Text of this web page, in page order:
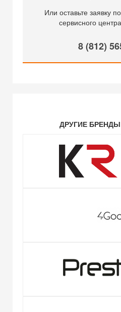
Или оставьте заявку
сервисного
8 (812)
ДРУГИЕ